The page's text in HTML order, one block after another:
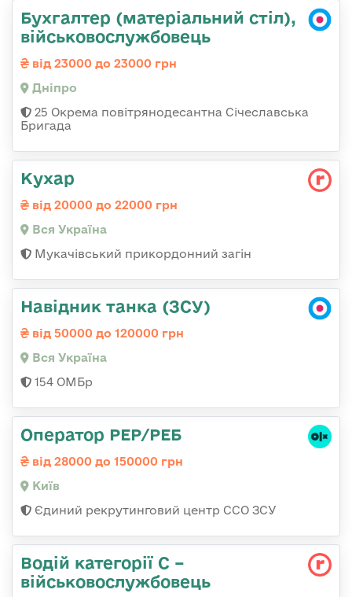
Бухгалтер (матеріальний стіл),
військовослужбовець
від 23000 до 23000 грн
Дніпро
25 Окрема повітрянодесантна Січеславська
Бригада
Кухар
від 20000 до 22000 грн
Вся Україна
Мукачівський прикордонний загін
Навідник танка (ЗСУ)
від 50000 до 120000 грн
Вся Україна
154 ОМБр
Оператор РЕР/РЕБ
від 28000 до 150000 грн
Київ
Єдиний рекрутинговий центр ССО ЗСУ
Водій категорії С –
військовослужбовець